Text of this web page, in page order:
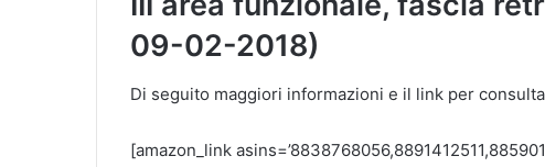
09-02-2018)
Di seguito maggiori informazioni e il link per
[amazon_link